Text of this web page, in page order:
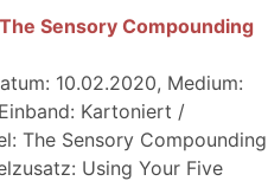
Sensory Compounding
10.02.2020, Medium:
Kartoniert /
The Sensory Compounding
Using Your Five